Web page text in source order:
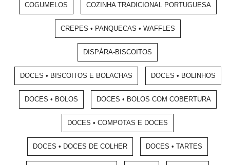
COGUMELOS COZINHA TRADICIONAL PORTUGUESA
CREPES • PANQUECAS • WAFFLES
DISPÁRA-BISCOITOS
DOCES • BISCOITOS E BOLACHAS DOCES • BOLINHOS
DOCES • BOLOS DOCES • BOLOS COM COBERTURA
DOCES • COMPOTAS E DOCES
DOCES • DOCES DE COLHER DOCES • TARTES